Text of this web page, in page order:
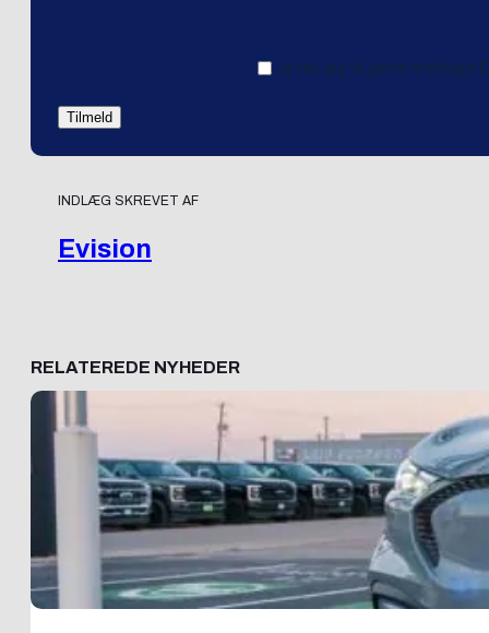
Ja tak, jeg vil gerne modtage
INDLÆG SKREVET AF
Evision
RELATEREDE NYHEDER